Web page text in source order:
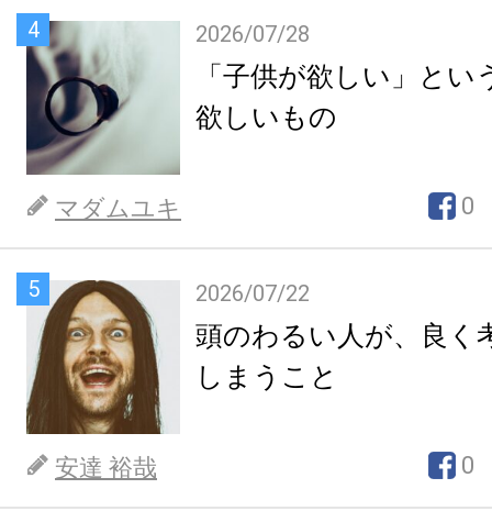
4 2026/07/28
「子供が欲しい」とい
欲しいもの
マダムユキ 0
5 2026/07/22
頭のわるい人が、良く
しまうこと
安達 裕哉 0